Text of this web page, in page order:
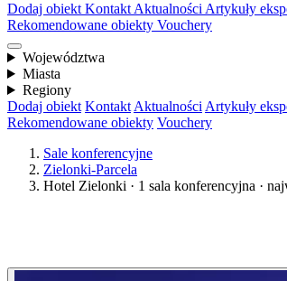
Dodaj obiekt Kontakt Aktualności Artykuły
Rekomendowane obiekty Vouchery
Województwa
Miasta
Regiony
Dodaj obiekt Kontakt Aktualności Artykuły
Rekomendowane obiekty Vouchery
Sale konferencyjne
Zielonki-Parcela
Hotel Zielonki · 1 sala konferencyjna ·